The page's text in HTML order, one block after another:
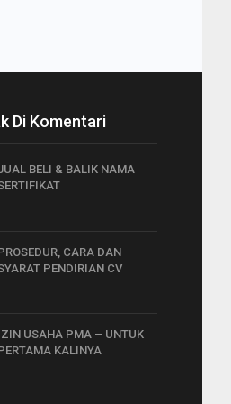
Di Komentari
BELI & BALIK NAMA
CARA DAN
PENDIRIAN CV
USAHA PMA – UNTUK
KALINYA